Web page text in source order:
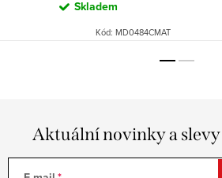
Skladem
Kód: MD0484CMAT
Aktuální novinky a slevy